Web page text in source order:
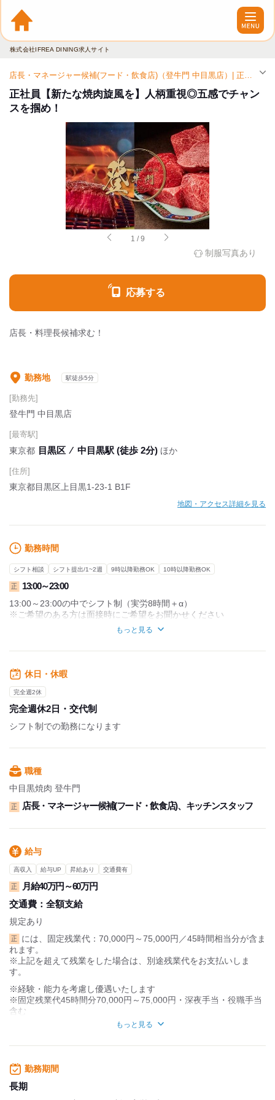
株式会社IFREA DINING求人サイト
店長・マネージャー候補(フード・飲食店)（登牛門 中目黒店）| 正社員求人（中目黒駅）
正社員【新たな焼肉旋風を】人柄重視◎五感でチャン
スを掴め！
1 /9
制服写真あり
応募する
店長・料理長候補求む！
勤務地 駅徒歩5分
[勤務先]
登牛門 中目黒店
[最寄駅]
東京都 目黒区 ⁄ 中目黒駅 (徒歩 2分) ほか
[住所]
東京都目黒区上目黒1-23-1 B1F
地図・アクセス詳細を見る
勤務時間
シフト相談 シフト提出/1~2週 9時以降勤務OK 10時以降勤務OK
正 13:00～23:00
13:00～23:00の中でシフト制（実労8時間＋α）
※ご希望のある方は面接時にご希望をお聞かせください
※月45hの固定残業時間込（70,000円～75,000円）
※上記を超えて残業をした場合は、別途残業代をお支払いしま
もっと見る
休日・休暇
完全週2休
完全週休2日・交代制
シフト制での勤務になります
職種
中目黒焼肉 登牛門
正 店長・マネージャー候補(フード・飲食店)、キッチンスタッフ
給与
高収入 給与UP 昇給あり 交通費有
正
月給40万円～60万円
交通費： 全額支給
規定あり
正
には、固定残業代：70,000円～75,000円／45時間相当分が含ま
れます。
※上記を超えて残業をした場合は、別途残業代をお支払いしま
す。
※経験・能力を考慮し優遇いたします
※固定残業代45時間分70,000円～75,000円・深夜手当・役職手当
含む
※上記を超えて残業をした場合は、別途残業代をお支払いしま
もっと見る
勤務期間
長期